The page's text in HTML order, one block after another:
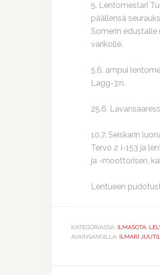
5. Lentomestari
päällensä
Somerin edustalle
varikolle.
5.6. ampui
Lagg-3:n.
25.6.
10.7. Seiskarin
Tervo 2 I-153 ja
ja -moottorisen,
Lentueen
KATEGORIASSA: ILMASOTA,
AVAINSANOILLA: ILMARI